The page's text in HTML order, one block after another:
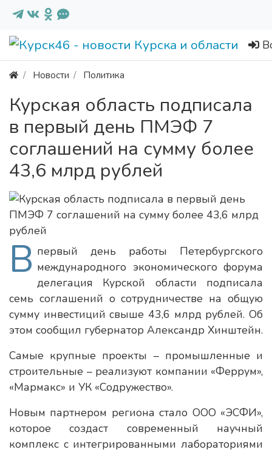
Новости Политика
Курская область подписала
в первый день ПМЭФ 7
соглашений на сумму более
43,6 млрд рублей
В первый день работы Петербургского
международного экономического форума
делегация Курской области подписала
семь соглашений о сотрудничестве на общую
сумму инвестиций свыше 43,6 млрд рублей. Об
этом сообщил губернатор Александр Хинштейн.
Самые крупные проекты – промышленные и
строительные – реализуют компании «Феррум»,
«Мармакс» и УК «Содружество».
Новым партнером региона стало ООО «ЭСФИ»,
которое создаст современный научный
комплекс с интегрированными лабораториями